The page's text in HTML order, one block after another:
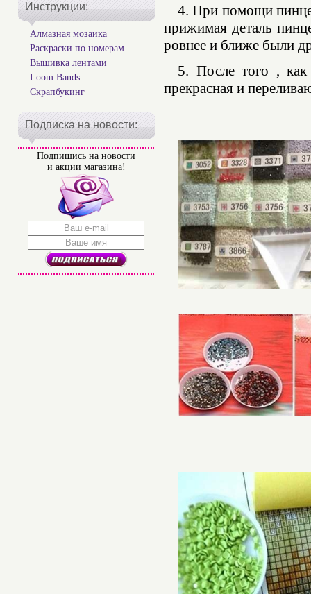
Инструкции:
Алмазная мозаика
Раскраски по номерам
Вышивка лентами
Loom Bands
Скрапбукинг
Подписка на новости:
Подпишись на новости
и акции магазина!
4. При помощи
прижимая деталь
ровнее и ближе были
5. После того , как
прекрасная и